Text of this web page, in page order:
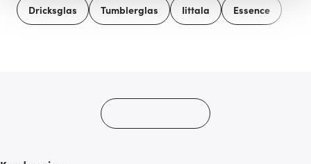
gör också att vi kan analysera vår trafik och göra
Dricksglas Tumblerglas Iittala Essence